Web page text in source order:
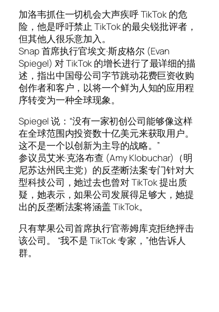
加洛韦抓住一切机会大声疾呼 TikTok 的危
险，他是呼吁禁止 TikTok 的最尖锐批评者，
但其他人很乐意加入。
Snap 首席执行官埃文·斯皮格尔 (Evan
Spiegel) 对 TikTok 的增长进行了最详细的描
述，指出中国母公司字节跳动花费巨资收购
创作者和客户，以将一个鲜为人知的应用程
序转变为一种全球现象。
Spiegel 说：“没有一家初创公司能够像这样
在全球范围内投资数十亿美元来获取用户。
这不是一个以创新为主导的战略。”
参议员艾米·克洛布查 (Amy Klobuchar)（明
尼苏达州民主党）的反垄断法案专门针对大
型科技公司，她过去也曾对 TikTok 提出质
疑，她表示，如果公司发展得足够大，她提
出的反垄断法案将涵盖 TikTok。
只有苹果公司首席执行官蒂姆库克拒绝抨击
该公司。 “我不是 TikTok 专家，”他告诉人
群。